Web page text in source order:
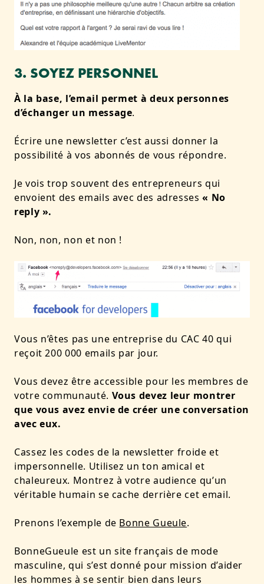
3. SOYEZ PERSONNEL
À la base, l’email permet à deux personnes
d’échanger un message.
Écrire une newsletter c’est aussi donner la
possibilité à vos abonnés de vous répondre.
Je vois trop souvent des entrepreneurs qui
envoient des emails avec des adresses« No
reply ».
Non, non, non et non !
Vous n’êtes pas une entreprise du CAC 40 qui
reçoit 200 000 emails par jour.
Vous devez être accessible pour les membres de
votre communauté. Vous devez leur montrer
que vous avez envie de créer une conversation
avec eux.
Cassez les codes de la newsletter froide et
impersonnelle. Utilisez un ton amical et
chaleureux. Montrez à votre audience qu’un
véritable humain se cache derrière cet email.
Prenons l’exemple de Bonne Gueule.
BonneGueule est un site français de mode
masculine, qui s’est donné pour mission d’aider
les hommes à se sentir bien dans leurs